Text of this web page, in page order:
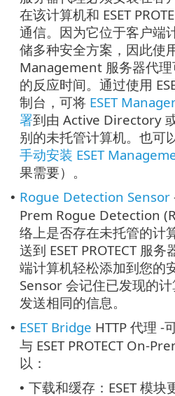
在该计算机和 ESET
通信。因为它位于客户端
储多种安全方案，因此使
Management 服务器代
的反应时间。通过使用
制台，可将 ESET
署到由 Active Directory
别的未托管计算机。也可
手动安装 ESET
果需要）。
• Rogue Detection Sensor
Prem Rogue Detection
络上是否存在未托管的计
送到 ESET PROTECT 服
端计算机轻松添加到您的
Sensor 会记住已发现的
发送相同的信息。
• ESET Bridge HTTP 代理 -
与 ESET PROTECT On-
以：
• 下载和缓存：ESET 模块